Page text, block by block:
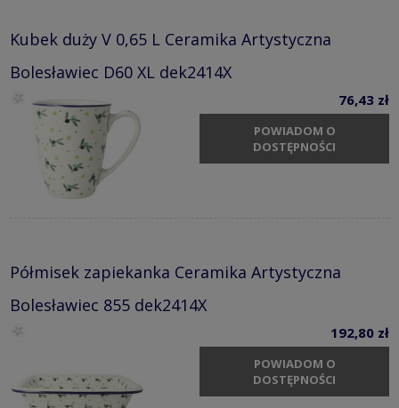
Kubek duży V 0,65 L Ceramika Artystyczna
Bolesławiec D60 XL dek2414X
76,43 zł
POWIADOM O
DOSTĘPNOŚCI
Półmisek zapiekanka Ceramika Artystyczna
Bolesławiec 855 dek2414X
192,80 zł
POWIADOM O
DOSTĘPNOŚCI